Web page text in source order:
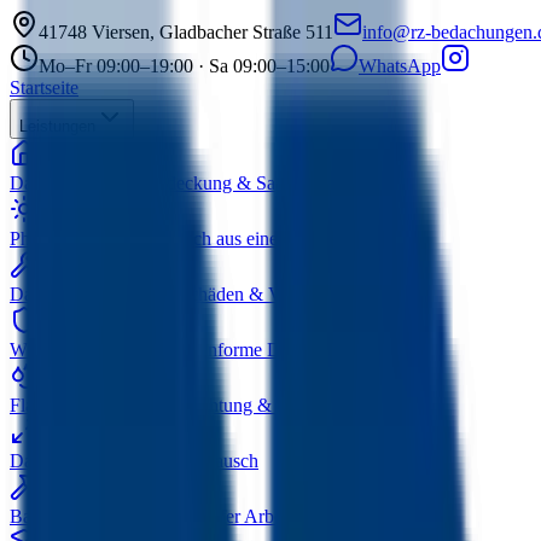
41748 Viersen, Gladbacher Straße 511
info@rz-
Mo–Fr 09:00–19:00 · Sa 09:00–15:00
WhatsApp
Startseite
Leistungen
Dacharbeiten Neueindeckung & Sanierung
Photovoltaik Solar & Dach aus einer Hand
Dachreparaturen Sturmschäden & Verschleiß
Wärmedämmung GEG-konforme Dämmung
Flachdachsanierung Abdichtung & Sanierung
Dachfenster Einbau & Austausch
Bauklempnerei Zink & Kupfer Arbeiten